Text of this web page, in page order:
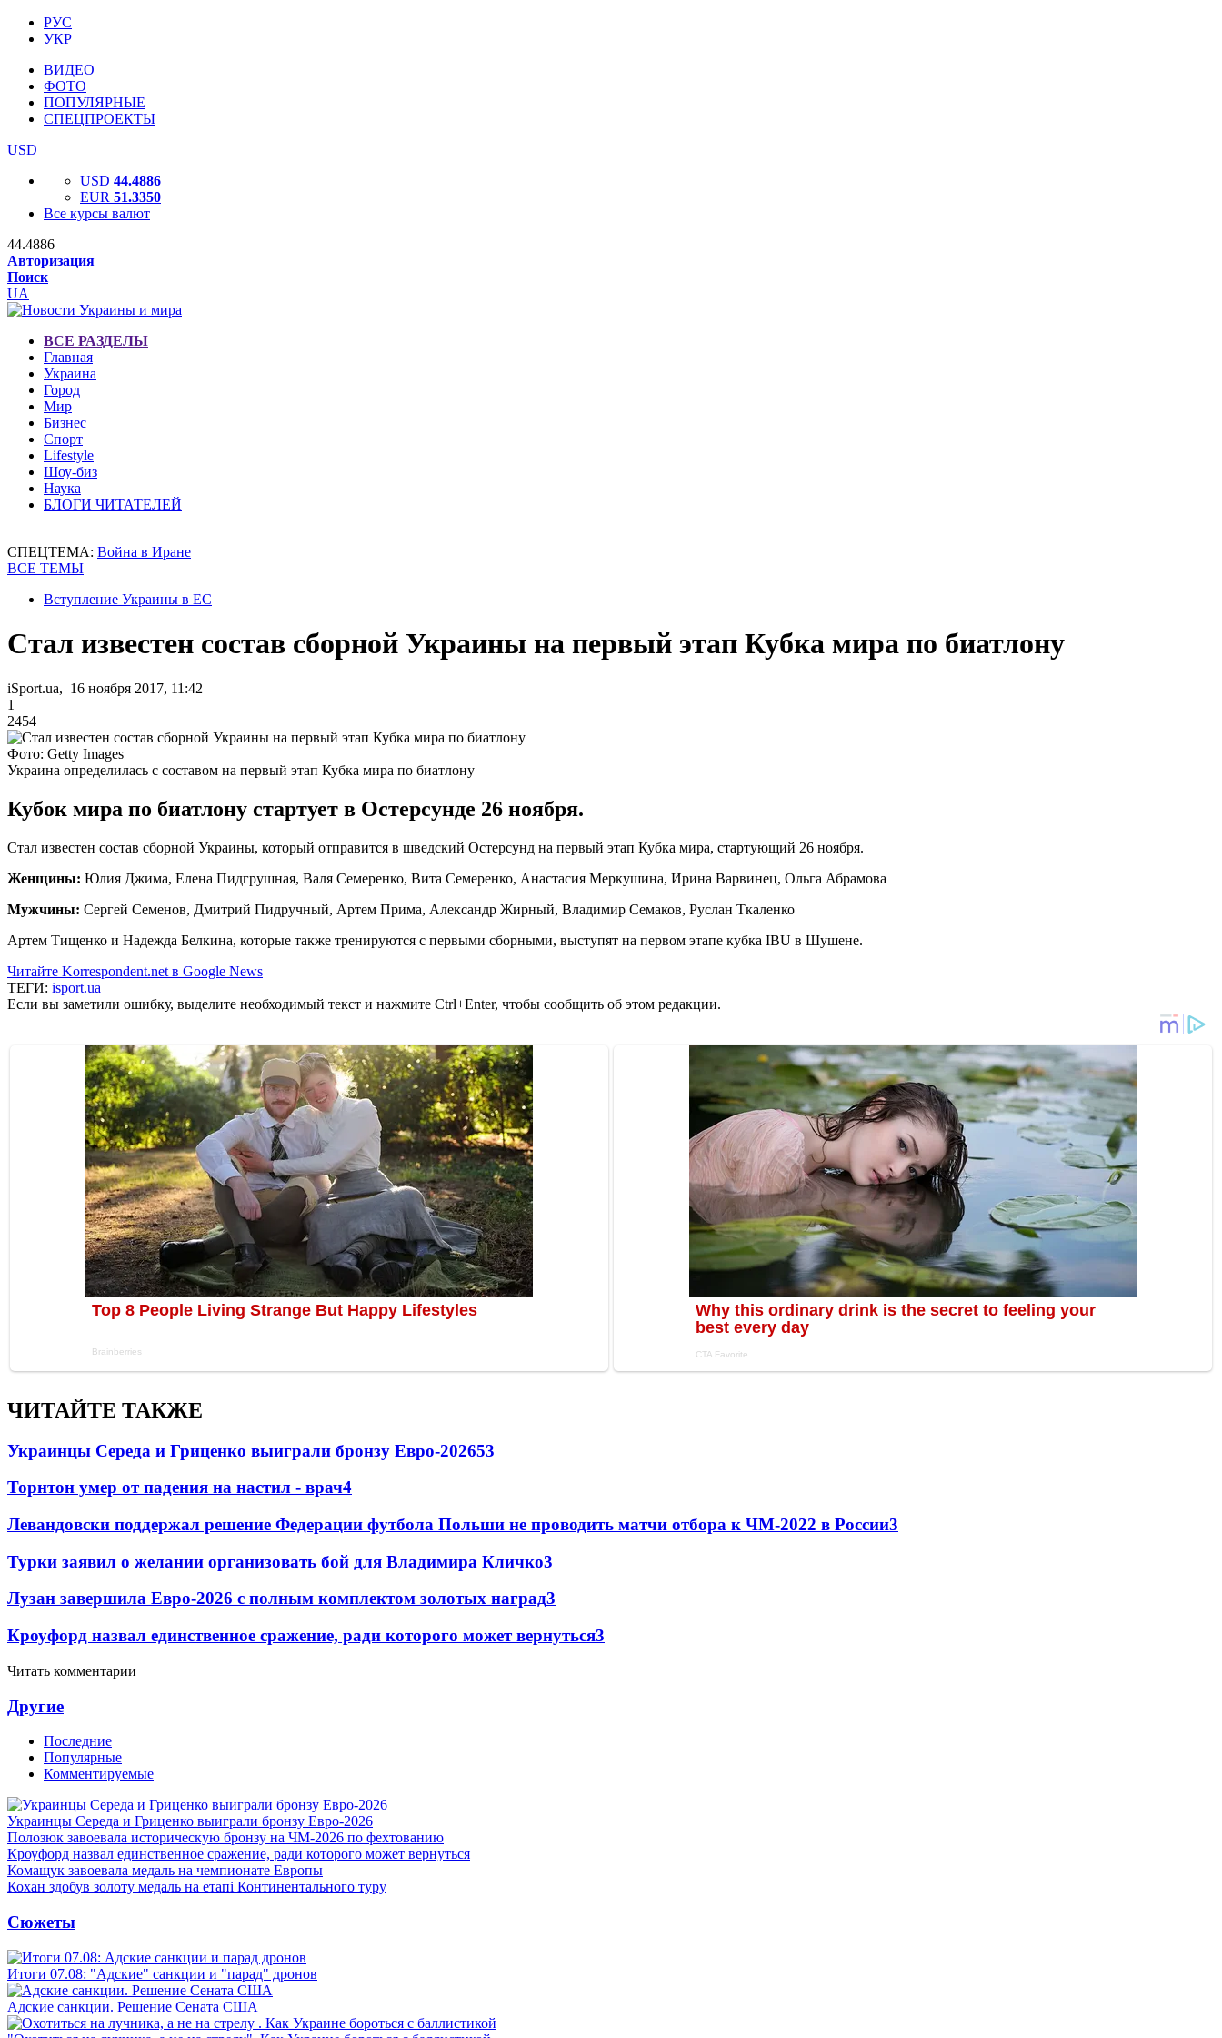
РУС
УКР
ВИДЕО
ФОТО
ПОПУЛЯРНЫЕ
СПЕЦПРОЕКТЫ
USD
USD 44.4886
EUR 51.3350
Все курсы валют
44.4886
Авторизация
Поиск
UA
ВСЕ РАЗДЕЛЫ
Главная
Украина
Город
Мир
Бизнес
Спорт
Lifestyle
Шоу-биз
Наука
БЛОГИ ЧИТАТЕЛЕЙ
СПЕЦТЕМА: Война в Иране
ВСЕ ТЕМЫ
Вступление Украины в ЕС
Стал известен состав сборной Украины на первый этап Кубка мира по биатлону
iSport.ua, 16 ноября 2017, 11:42
1
2454
Фото: Getty Images
Украина определилась с составом на первый этап Кубка мира по биатлону
Кубок мира по биатлону стартует в Остерсунде 26 ноября.
Стал известен состав сборной Украины, который отправится в шведский Остерсунд на первый этап Кубка мира, стартующий 26 ноября.
Женщины: Юлия Джима, Елена Пидгрушная, Валя Семеренко, Вита Семеренко, Анастасия Меркушина, Ирина Варвинец, Ольга Абрамова
Мужчины: Сергей Семенов, Дмитрий Пидручный, Артем Прима, Александр Жирный, Владимир Семаков, Руслан Ткаленко
Артем Тищенко и Надежда Белкина, которые также тренируются с первыми сборными, выступят на первом этапе кубка IBU в Шушене.
Читайте Korrespondent.net в Google News
ТЕГИ: isport.ua
Если вы заметили ошибку, выделите необходимый текст и нажмите Ctrl+Enter, чтобы сообщить об этом редакции.
ЧИТАЙТЕ ТАКЖЕ
Украинцы Середа и Гриценко выиграли бронзу Евро-202653
Торнтон умер от падения на настил - врач4
Левандовски поддержал решение Федерации футбола Польши не проводить матчи отбора к ЧМ-2022 в России3
Турки заявил о желании организовать бой для Владимира Кличко3
Лузан завершила Евро-2026 с полным комплектом золотых наград3
Кроуфорд назвал единственное сражение, ради которого может вернуться3
Читать комментарии
Другие
Последние
Популярные
Комментируемые
Украинцы Середа и Гриценко выиграли бронзу Евро-2026
Полозюк завоевала историческую бронзу на ЧМ-2026 по фехтованию
Кроуфорд назвал единственное сражение, ради которого может вернуться
Комащук завоевала медаль на чемпионате Европы
Кохан здобув золоту медаль на етапі Континентального туру
Сюжеты
Итоги 07.08: "Адские" санкции и "парад" дронов
Адские санкции. Решение Сената США